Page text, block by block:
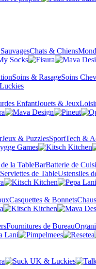
Chats & Chiens
Soins & RasageSoins
EnfantJouets & Jeux
Jeux & PuzzlesSportTech &
la TableBarBatterie de
Serviettes de TableUstensiles
Casquettes & Bonnets
Fournitures de Bureau